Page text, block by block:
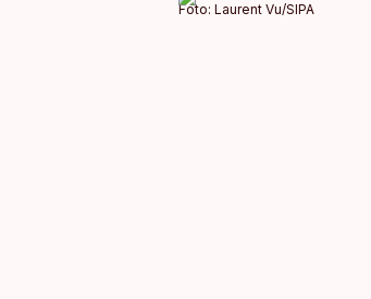
Foto: Laurent Vu/SIPA